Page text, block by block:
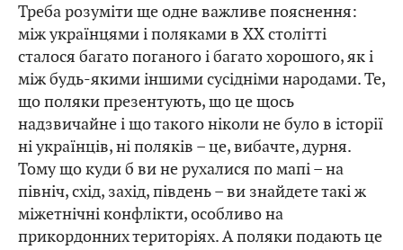
Треба розуміти ще одне важливе пояснення:
між українцями і поляками в XX столітті
сталося багато поганого і багато хорошого, як і
між будь-якими іншими сусідніми народами. Те,
що поляки презентують, що це щось
надзвичайне і що такого ніколи не було в історії
ні українців, ні поляків – це, вибачте, дурня.
Тому що куди б ви не рухалися по мапі – на
північ, схід, захід, південь – ви знайдете такі ж
міжетнічні конфлікти, особливо на
прикордонних територіях. А поляки подають це